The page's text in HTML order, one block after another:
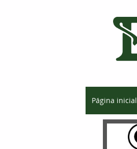
Página inicial